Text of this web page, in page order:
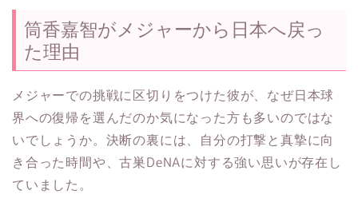
筒香嘉智がメジャーから日本へ戻っ
た理由
メジャーでの挑戦に区切りをつけた彼が、なぜ日本球
界への復帰を選んだのか気になった方も多いのではな
いでしょうか。決断の裏には、自分の打撃と真摯に向
き合った時間や、古巣DeNAに対する強い思いが存在し
ていました。